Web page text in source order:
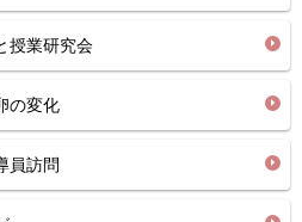
授業研究会
の変化
員訪問